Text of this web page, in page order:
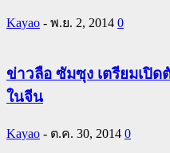
Kayao - พ.ย. 2, 2014 0
ข่าวลือ ซัมซุง เตรียมเปิด
ในจีน
Kayao - ต.ค. 30, 2014 0